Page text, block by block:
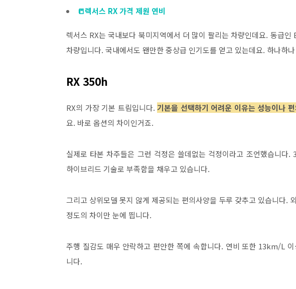
📒렉서스 RX 가격 제원 연비
렉서스 RX는 국내보다 북미지역에서 더 많이 팔리는 차량인데요. 동급
차량입니다. 국내에서도 왠만한 중상급 인기도를 얻고 있는데요. 하나하
RX 350h
RX의 가장 기본 트림입니다. 기본을 선택하기 어려운 이유는 성능이나
요. 바로 옵션의 차이인거죠.
실제로 타본 차주들은 그런 걱정은 쓸데없는 걱정이라고 조언했습니다
하이브리드 기술로 부족함을 채우고 있습니다.
그리고 상위모델 못지 않게 제공되는 편의사양을 두루 갖추고 있습니다.
정도의 차이만 눈에 띕니다.
주행 질감도 매우 안락하고 편안한 쪽에 속합니다. 연비 또한 13km/L
니다.